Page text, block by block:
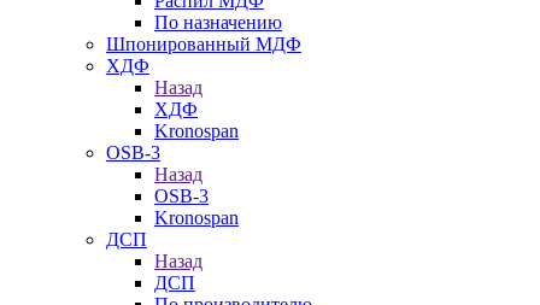
По назначению
Шпонированный МДФ
ХДФ
Назад
ХДФ
Kronospan
OSB-3
Назад
OSB-3
Kronospan
ДСП
Назад
ДСП